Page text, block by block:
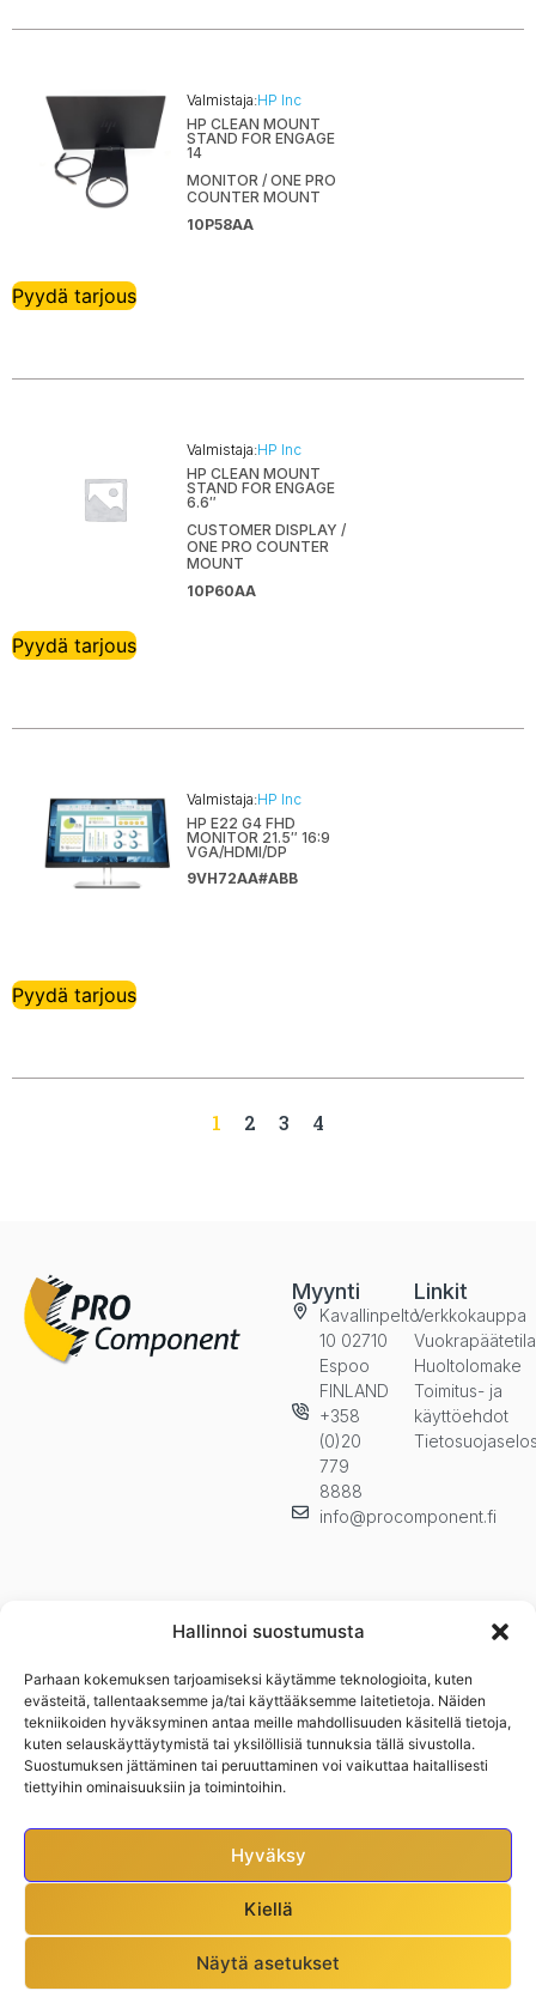
Hallinnoi suostumusta
Parhaan kokemuksen tarjoamiseksi käytämme teknologioita, kuten
evästeitä, tallentaaksemme ja/tai käyttääksemme laitetietoja. Näiden
tekniikoiden hyväksyminen antaa meille mahdollisuuden käsitellä tietoja,
kuten selauskäyttäytymistä tai yksilöllisiä tunnuksia tällä sivustolla.
Suostumuksen jättäminen tai peruuttaminen voi vaikuttaa haitallisesti
tiettyihin ominaisuuksiin ja toimintoihin.
Hyväksy
Kiellä
Näytä asetukset
Valmistaja:HP Inc
HP CLEAN MOUNT
STAND FOR ENGAGE
14
MONITOR / ONE PRO
COUNTER MOUNT
10P58AA
Pyydä tarjous
Valmistaja:HP Inc
HP CLEAN MOUNT
STAND FOR ENGAGE
6.6″
CUSTOMER DISPLAY /
ONE PRO COUNTER
MOUNT
10P60AA
Pyydä tarjous
Valmistaja:HP Inc
HP E22 G4 FHD
MONITOR 21.5″ 16:9
VGA/HDMI/DP
9VH72AA#ABB
Pyydä tarjous
1 2 3 4
Myynti
Kavallinpelto
10 02710
Espoo
FINLAND
+358
(0)20
779
8888
info@procomponent.fi
Linkit
Verkkokauppa
Huoltolomake
Toimitus- ja
käyttöehdot
Pysy ajan tasalla ja tilaa uutiskirjeemme. Kuulet ensimmäisenä
uutuuksista, kampanjoista ja muista eduistamme.n